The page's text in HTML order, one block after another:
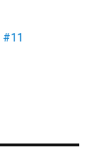
#11